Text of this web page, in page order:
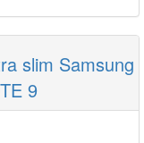
slim Samsung
9